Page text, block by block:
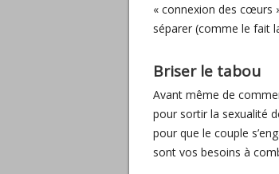
« connexion des cœurs
séparer (comme le fait
Briser le tabou
Avant même de
pour sortir la sexualité
pour que le couple
sont vos besoins à